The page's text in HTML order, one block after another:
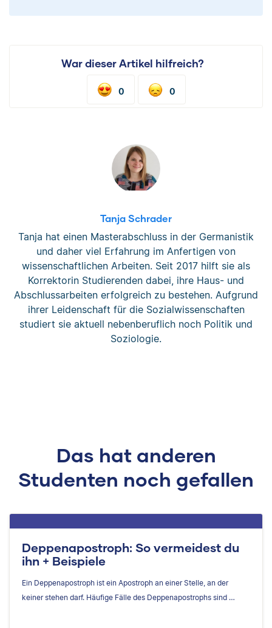
War dieser Artikel hilfreich?
0 0
Tanja Schrader
Tanja hat einen Masterabschluss in der Germanistik
und daher viel Erfahrung im Anfertigen von
wissenschaftlichen Arbeiten. Seit 2017 hilft sie als
Korrektorin Studierenden dabei, ihre Haus- und
Abschlussarbeiten erfolgreich zu bestehen. Aufgrund
ihrer Leidenschaft für die Sozialwissenschaften
studiert sie aktuell nebenberuflich noch Politik und
Soziologie.
Das hat anderen
Studenten noch gefallen
Deppenapostroph: So vermeidest du
ihn + Beispiele
Ein Deppenapostroph ist ein Apostroph an einer Stelle, an der
keiner stehen darf. Häufige Fälle des Deppenapostrophs sind …